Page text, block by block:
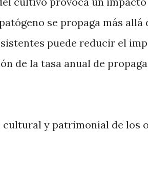
se propaga más allá
puede reducir el
de la tasa anual de
y patrimonial de los